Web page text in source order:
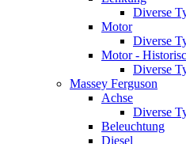
Diverse
Motor
Diverse
Motor -
Diverse
Massey Ferguson
Achse
Diverse
Beleuchtung
Diesel